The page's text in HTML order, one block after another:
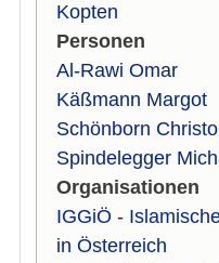
Kopten
Personen
Al-Rawi Omar
Käßmann Margot
Schönborn
Spindelegger
Organisationen
IGGiÖ -
in Österreich